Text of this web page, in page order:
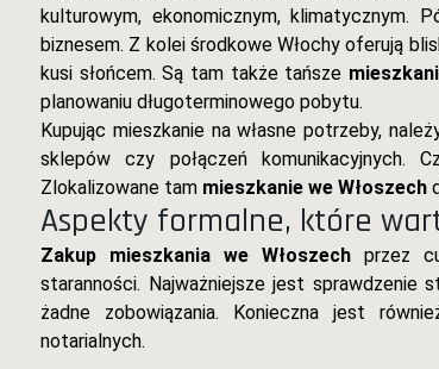
kulturowym, ekonomicznym, klimatycznym.
biznesem. Z kolei środkowe Włochy oferują
kusi słońcem. Są tam także tańsze
planowaniu długoterminowego pobytu.
Kupując mieszkanie na własne potrzeby,
sklepów czy połączeń komunikacyjnych.
Zlokalizowane tam mieszkanie we Włoszech
Aspekty formalne, które
Zakup mieszkania we Włoszechprzez
staranności. Najważniejsze jest sprawdzenie
żadne zobowiązania. Konieczna jest
notarialnych.